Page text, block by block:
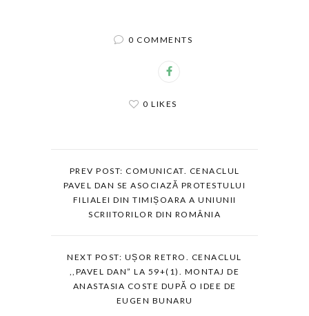
0 COMMENTS
0 LIKES
PREV POST: COMUNICAT. CENACLUL
PAVEL DAN SE ASOCIAZĂ PROTESTULUI
FILIALEI DIN TIMIȘOARA A UNIUNII
SCRIITORILOR DIN ROMÂNIA
NEXT POST: UȘOR RETRO. CENACLUL
,,PAVEL DAN” LA 59+(1). MONTAJ DE
ANASTASIA COSTE DUPĂ O IDEE DE
EUGEN BUNARU